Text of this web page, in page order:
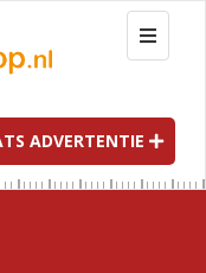
T
o
g
l
e
n
ADVERTENTIE